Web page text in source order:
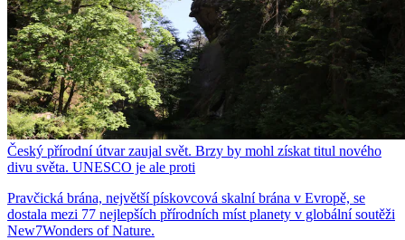
Český přírodní útvar zaujal svět. Brzy by mohl získat titul nového
divu světa. UNESCO je ale proti
Pravčická brána, největší pískovcová skalní brána v Evropě, se
dostala mezi 77 nejlepších přírodních míst planety v globální soutěži
New7Wonders of Nature.